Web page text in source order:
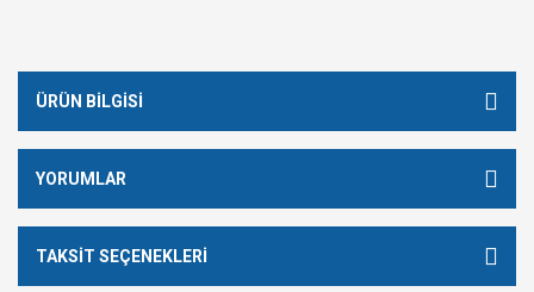
ÜRÜN BILGISI
YORUMLAR
TAKSIT SEÇENEKLERI